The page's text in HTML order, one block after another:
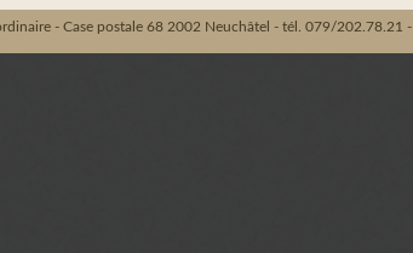
- Case postale 68 2002 Neuchâtel - tél. 079/202.78.21 -